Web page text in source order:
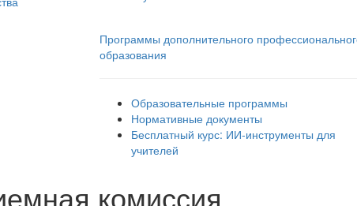
Программы дополнительного
образования
Образовательные программы
Нормативные документы
Бесплатный курс: ИИ‑инструменты для
учителей
комиссия